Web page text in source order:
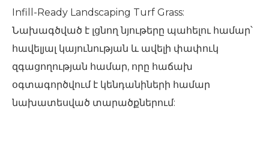
Infill-Ready Landscaping Turf Grass:
Նախագծված է լցնող նյութերը պահելու համար՝
հավելյալ կայունության և ավելի փափուկ
զգացողության համար, որը հաճախ
օգտագործվում է կենդանիների համար
նախատեսված տարածքներում: